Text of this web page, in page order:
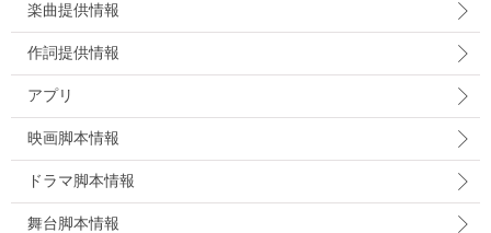
楽曲提供情報
作詞提供情報
アプリ
映画脚本情報
ドラマ脚本情報
舞台脚本情報